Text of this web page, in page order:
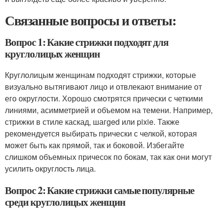
Связанные вопросы и ответы:
Вопрос 1: Какие стрижки подходят для
круглолицых женщин
Круглолицым женщинам подходят стрижки, которые
визуально вытягивают лицо и отвлекают внимание от
его округлости. Хорошо смотрятся прически с четкими
линиями, асимметрией и объемом на темени. Например,
стрижки в стиле каскад, шагged или pixie. Также
рекомендуется выбирать прически с челкой, которая
может быть как прямой, так и боковой. Избегайте
слишком объемных причесок по бокам, так как они могут
усилить округлость лица.
Вопрос 2: Какие стрижки самые популярные
среди круглолицых женщин